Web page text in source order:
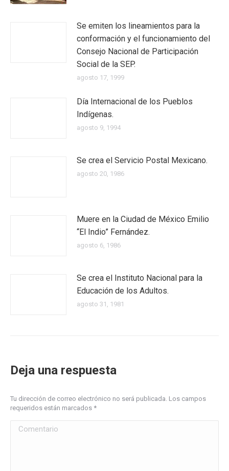
Se emiten los lineamientos para la
conformación y el funcionamiento del
Consejo Nacional de Participación
Social de la SEP.
agosto 17, 1999
Día Internacional de los Pueblos
Indígenas.
agosto 9, 1994
Se crea el Servicio Postal Mexicano.
agosto 20, 1986
Muere en la Ciudad de México Emilio
“El Indio” Fernández.
agosto 6, 1986
Se crea el Instituto Nacional para la
Educación de los Adultos.
agosto 31, 1981
Deja una respuesta
Tu dirección de correo electrónico no será publicada. Los campos
requeridos están marcados *
Comentario